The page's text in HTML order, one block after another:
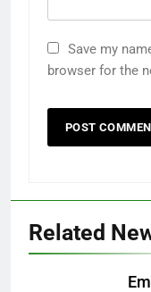
Save my
browser for the
Related